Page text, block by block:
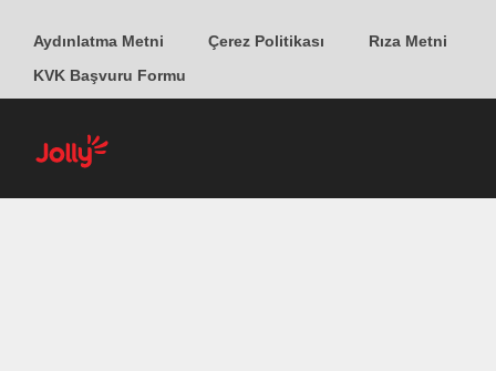
Aydınlatma Metni Çerez Politikası
Rıza Metni
KVK Başvuru Formu